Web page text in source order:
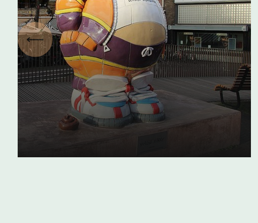
Zuid-Hollandse
stadsdialecten: Leids,
Haags, Rotterdams
28 februari 2023
Vorige